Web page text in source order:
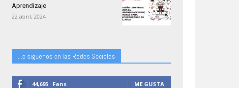
Aprendizaje
22 abril, 2024
...o siguenos en las Redes Sociales
44,695 Fans ME GUSTA